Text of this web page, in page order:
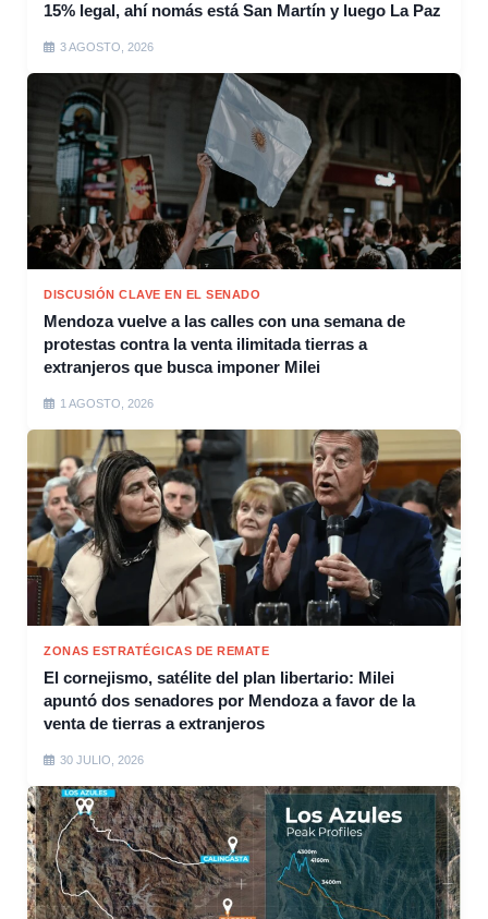
15% legal, ahí nomás está San Martín y luego La Paz
3 AGOSTO, 2026
DISCUSIÓN CLAVE EN EL SENADO
Mendoza vuelve a las calles con una semana de
protestas contra la venta ilimitada tierras a
extranjeros que busca imponer Milei
1 AGOSTO, 2026
ZONAS ESTRATÉGICAS DE REMATE
El cornejismo, satélite del plan libertario: Milei
apuntó dos senadores por Mendoza a favor de la
venta de tierras a extranjeros
30 JULIO, 2026